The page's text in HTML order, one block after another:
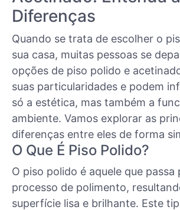
Diferenças
Quando se trata de escolher o
sua casa, muitas pessoas se
opções de piso polido e
suas particularidades e podem
só a estética, mas também a
ambiente. Vamos explorar as
diferenças entre eles de forma
O Que É Piso Polido?
O piso polido é aquele que passa
processo de polimento,
superfície lisa e brilhante. Este